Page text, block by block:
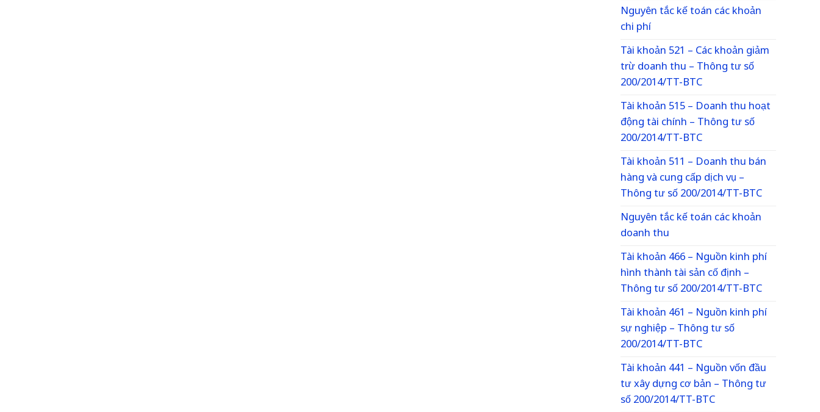
Nguyên tắc kế toán các khoản
chi phí
Tài khoản 521 – Các khoản giảm
trừ doanh thu – Thông tư số
200/2014/TT-BTC
Tài khoản 515 – Doanh thu hoạt
động tài chính – Thông tư số
200/2014/TT-BTC
Tài khoản 511 – Doanh thu bán
hàng và cung cấp dịch vụ –
Thông tư số 200/2014/TT-BTC
Nguyên tắc kế toán các khoản
doanh thu
Tài khoản 466 – Nguồn kinh phí
hình thành tài sản cố định –
Thông tư số 200/2014/TT-BTC
Tài khoản 461 – Nguồn kinh phí
sự nghiệp – Thông tư số
200/2014/TT-BTC
Tài khoản 441 – Nguồn vốn đầu
tư xây dựng cơ bản – Thông tư
số 200/2014/TT-BTC